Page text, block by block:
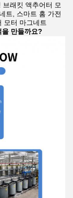
래킷 액추어터 모
트, 스마트 홈 가전
모터 마그네트
만들까요?